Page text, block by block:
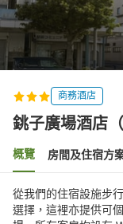
商務酒店
銚子廣場酒店
概覽 房間及住宿方
從我們的住宿設施步
選擇，這裡亦提供可